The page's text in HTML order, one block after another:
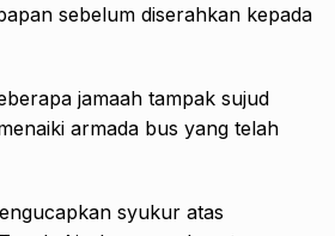
sebelum diserahkan kepada
jamaah tampak sujud
armada bus yang telah
syukur atas